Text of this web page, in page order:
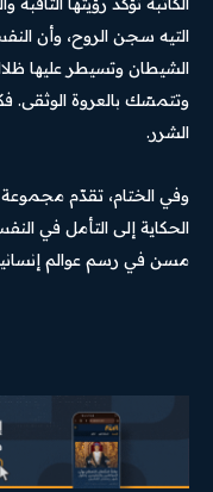
التيه سجن الروح، وأن
الشيطان وتسيطر عليها
وتتمسّك بالعروة
الشرر.
الحكاية إلى التأمل في
مسن في رسم عوالم